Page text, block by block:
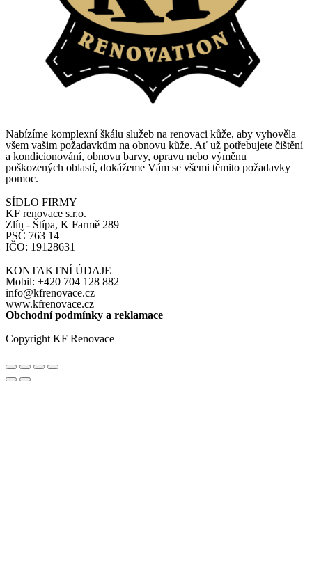
Nabízíme komplexní škálu služeb na renovaci kůže, aby vyhověla
všem vašim požadavkům na obnovu kůže. Ať už potřebujete čištění
a kondicionování, obnovu barvy, opravu nebo výměnu
poškozených oblastí, dokážeme Vám se všemi těmito požadavky
pomoc.
SÍDLO FIRMY
KF renovace s.r.o.
Zlín - Štípa, K Farmě 289
PSČ 763 14
IČO: 19128631
KONTAKTNÍ ÚDAJE
Mobil: +420 704 128 882
info@kfrenovace.cz
www.kfrenovace.cz
Obchodní podmínky a reklamace
Copyright KF Renovace